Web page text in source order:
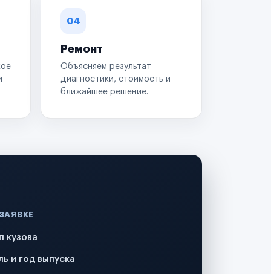
04
Ремонт
Объясняем результат
диагностики, стоимость и
ближайшее решение.
кузова
и год выпуска